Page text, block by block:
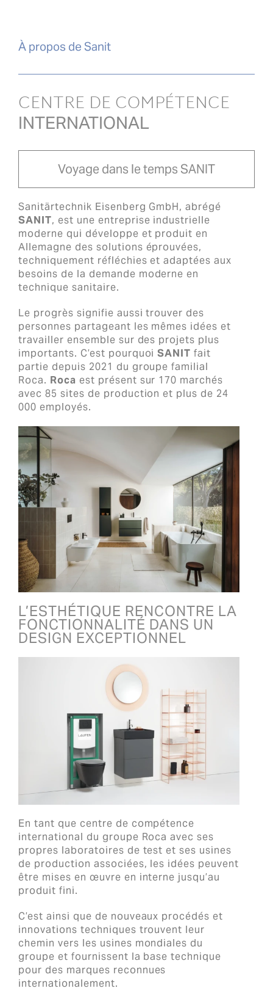
À propos de Sanit
CENTRE DE COMPÉTENCE
INTERNATIONAL
Voyage dans le temps SANIT
Sanitärtechnik Eisenberg GmbH, abrégé
SANIT, est une entreprise industrielle
moderne qui développe et produit en
Allemagne des solutions éprouvées,
techniquement réfléchies et adaptées aux
besoins de la demande moderne en
technique sanitaire.
Le progrès signifie aussi trouver des
personnes partageant les mêmes idées et
travailler ensemble sur des projets plus
importants. C’est pourquoiSANIT fait
partie depuis 2021 du groupe familial
Roca. Roca est présent sur 170 marchés
avec 85 sites de production et plus de 24
000 employés.
L’ESTHÉTIQUE RENCONTRE LA
FONCTIONNALITÉ DANS UN
DESIGN EXCEPTIONNEL
En tant que centre de compétence
international du groupe Roca avec ses
propres laboratoires de test et ses usines
de production associées, les idées peuvent
être mises en œuvre en interne jusqu’au
produit fini.
C’est ainsi que de nouveaux procédés et
innovations techniques trouvent leur
chemin vers les usines mondiales du
groupe et fournissent la base technique
pour des marques reconnues
internationalement.